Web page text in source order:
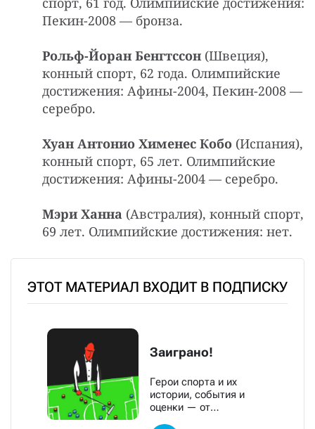
Пекин-2008 — бронза.
Рольф-Йоран Бенгтссон (Швеция),
конный спорт, 62 года. Олимпийские
достижения: Афины-2004, Пекин-2008 —
серебро.
Хуан Антонио Хименес Кобо (Испания),
конный спорт, 65 лет. Олимпийские
достижения: Афины-2004 — серебро.
Мэри Ханна (Австралия), конный спорт,
69 лет. Олимпийские достижения: нет.
ЭТОТ МАТЕРИАЛ ВХОДИТ В ПОДПИСКУ
Заиграно!
Герои спорта и их
истории, события и
оценки — от